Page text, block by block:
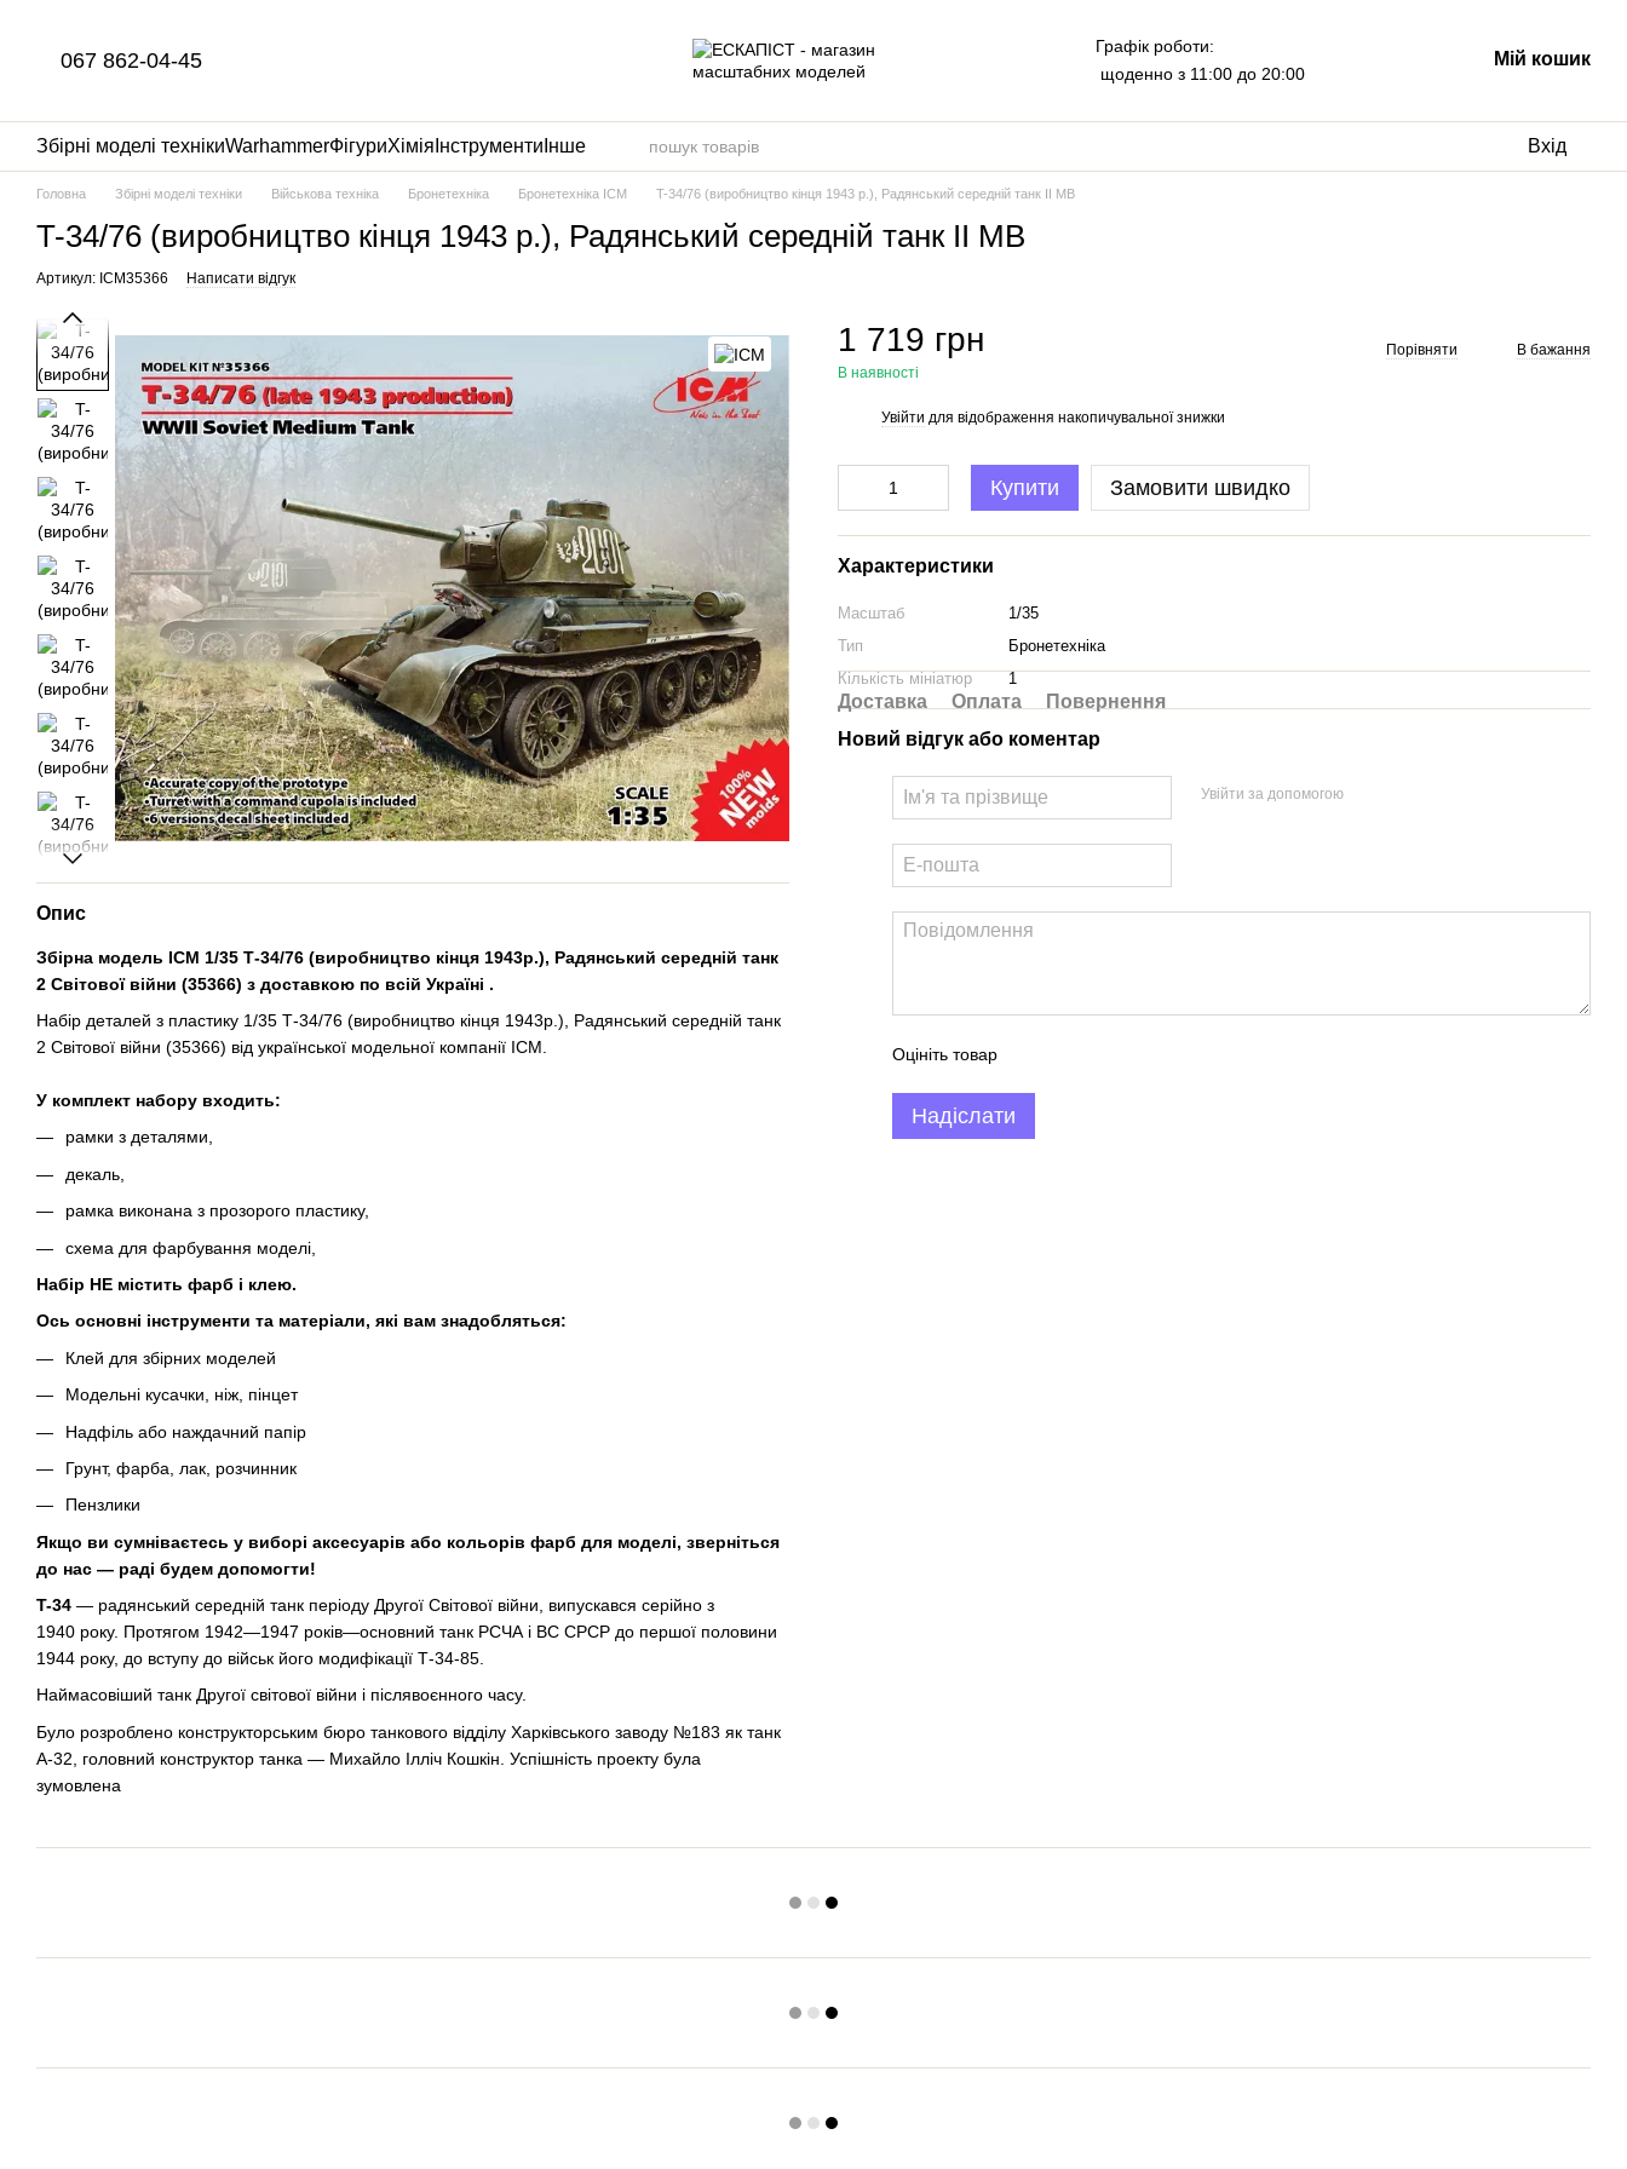
067 862-04-45
Графік роботи:
щоденно з 11:00 до 20:00
Мій кошик
Збірні моделі технікиWarhammerФігуриХімія Інструменти Інше Вхід
Головна Збірні моделі техніки Військова техніка Бронетехніка Бронетехніка ICM T-34/76 (виробництво кінця 1943 р.), Радянський середній танк ІІ МВ
T-34/76 (виробництво кінця 1943 р.), Радянський середній танк ІІ МВ
Артикул: ICM35366 Написати відгук
Опис
Збірна модель ICM 1/35 Т-34/76 (виробництво кінця 1943р.), Радянський середній танк
2 Світової війни (35366) з доставкою по всій Україні .
Набір деталей з пластику 1/35 Т-34/76 (виробництво кінця 1943р.), Радянський середній танк
2 Світової війни (35366) від української модельної компанії ICM.
У комплект набору входить:
рамки з деталями,
декаль,
рамка виконана з прозорого пластику,
схема для фарбування моделі,
Набір НЕ містить фарб і клею.
Ось основні інструменти та матеріали, які вам знадобляться:
Клей для збірних моделей
Модельні кусачки, ніж, пінцет
Надфіль або наждачний папір
Грунт, фарба, лак, розчинник
Пензлики
Якщо ви сумніваєтесь у виборі аксесуарів або кольорів фарб для моделі, зверніться
до нас — раді будем допомогти!
T-34 — радянський середній танк періоду Другої Світової війни, випускався серійно з
1940 року. Протягом 1942—1947 років—основний танк РСЧА і ВС СРСР до першої половини
1944 року, до вступу до військ його модифікації Т-34-85.
Наймасовіший танк Другої світової війни і післявоєнного часу.
Було розроблено конструкторським бюро танкового відділу Харківського заводу №183 як танк
А-32, головний конструктор танка — Михайло Ілліч Кошкін. Успішність проекту була
зумовлена
1 719 грн
В наявності
Порівняти В бажання
Увійти для відображення накопичувальної знижки
Купити Замовити швидко
Характеристики
Масштаб
1/35
Тип
Бронетехніка
Кількість мініатюр
1
Доставка Оплата
Повернення
Новий відгук або коментар
Увійти за допомогою
Оцініть товар
Надіслати